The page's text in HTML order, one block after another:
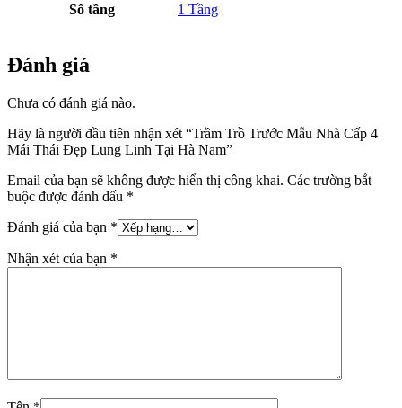
Số tầng 1 Tầng
Đánh giá
Chưa có đánh giá nào.
Hãy là người đầu tiên nhận xét “Trầm Trồ Trước Mẫu Nhà Cấp 4
Mái Thái Đẹp Lung Linh Tại Hà Nam”
Email của bạn sẽ không được hiển thị công khai. Các trường bắt
buộc được đánh dấu *
Đánh giá của bạn *
Nhận xét của bạn *